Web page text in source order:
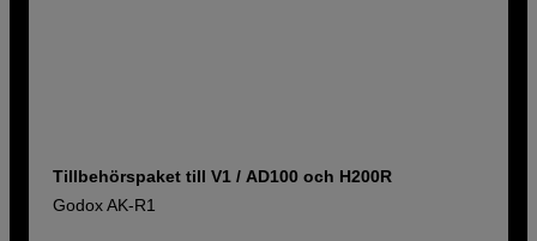
Tillbehörspaket till V1 / AD100 och H200R
Godox AK-R1